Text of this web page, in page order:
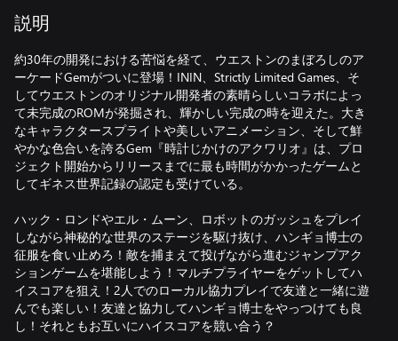
説明
約30年の開発における苦悩を経て、ウエストンのまぼろしのア
ーケードGemがついに登場！ININ、Strictly Limited Games、そ
してウエストンのオリジナル開発者の素晴らしいコラボによっ
て未完成のROMが発掘され、輝かしい完成の時を迎えた。大き
なキャラクタースプライトや美しいアニメーション、そして鮮
やかな色合いを誇るGem『時計じかけのアクワリオ』は、プロ
ジェクト開始からリリースまでに最も時間がかかったゲームと
してギネス世界記録の認定も受けている。
ハック・ロンドやエル・ムーン、ロボットのガッシュをプレイ
しながら神秘的な世界のステージを駆け抜け、ハンギョ博士の
征服を食い止めろ！敵を捕まえて投げながら進むジャンプアク
ションゲームを堪能しよう！マルチプライヤーをゲットしてハ
イスコアを狙え！2人でのローカル協力プレイで友達と一緒に遊
んでも楽しい！友達と協力してハンギョ博士をやっつけても良
し！それともお互いにハイスコアを競い合う？